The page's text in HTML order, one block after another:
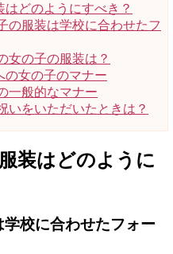
はどのようにすべき？
の服装は学校に合わせたフ
女の子の服装は？
の女の子のマナー
一般的なマナー
いをいただいたときは？
装はどのように
校に合わせたフォー